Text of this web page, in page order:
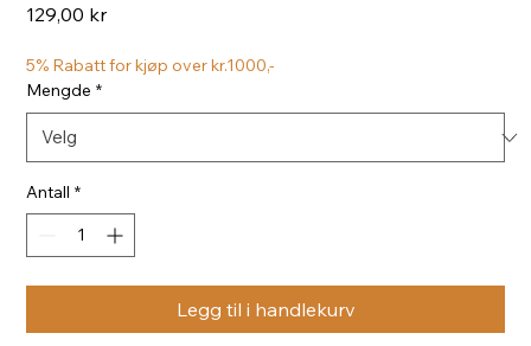
129,00 krPris
5% Rabatt for kjøp over kr.1000,-
Mengde *
Antall *
Legg til i handlekurv